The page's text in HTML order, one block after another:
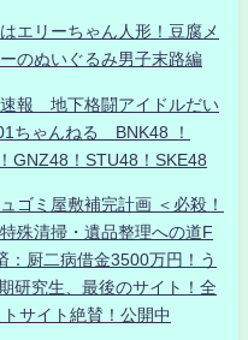
エリーちゃん人形！豆腐メ
のぬいぐるみ男子末路編
報 地下格闘アイドルだい
ちゃんねる BNK48 ！
GNZ48！STU48！SKE48
ゴミ屋敷補完計画 ＜必殺！
殊清掃・遺品整理への道F
：厨二病借金3500万円！う
研究生、最後のサイト！全
サイト絶賛！公開中